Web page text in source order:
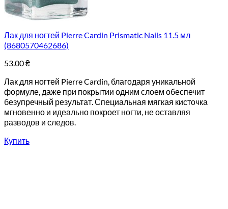
Лак для ногтей Pierre Cardin Prismatic Nails 11.5 мл
(8680570462686)
53.00₴
Лак для ногтей Pierre Cardin, благодаря уникальной
формуле, даже при покрытии одним слоем обеспечит
безупречный результат. Специальная мягкая кисточка
мгновенно и идеально покроет ногти, не оставляя
разводов и следов.
Купить